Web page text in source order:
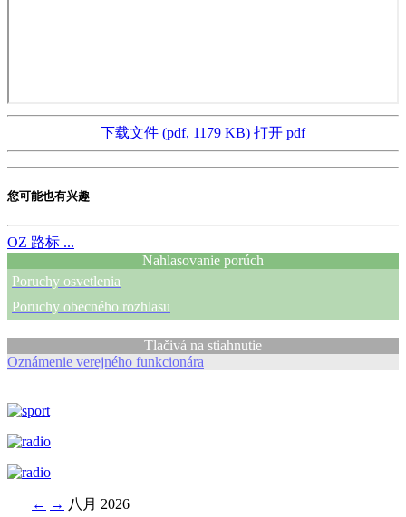
下载文件 (pdf, 1179 KB) 打开 pdf
您可能也有兴趣
OZ 路标 ...
Nahlasovanie porúch
Poruchy osvetlenia
Poruchy obecného rozhlasu
Tlačivá na stiahnutie
Oznámenie verejného funkcionára
← → 八月 2026